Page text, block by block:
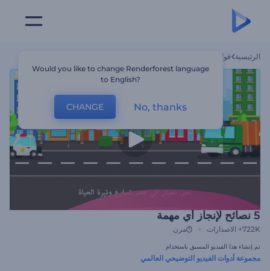
الرئيسية قوالب
5 نصائح لإنجاز أي مهمة
722K+ الاصدارات مرن
تم إنشاء هذا الفيديو المسبق باستخدام
مجموعة أدوات الفيديو التوضيحي العالمي
Would you like to change Renderforest language
to English?
CHANGE No, thanks